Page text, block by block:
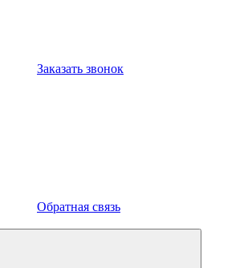
Заказать звонок
Обратная связь